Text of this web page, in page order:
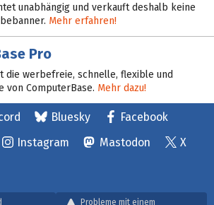
unabhängig und verkauft deshalb keine
Mehr erfahren!
Pro
die werbefreie, schnelle, flexible und
von ComputerBase. Mehr dazu!
Bluesky
Facebook
Instagram Mastodon
X
Probleme mit einem